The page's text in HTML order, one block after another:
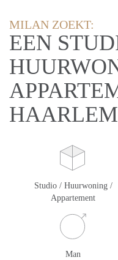
MILAN ZOEKT:
EEN
HAARLEM
Studio / Huurwoning /
Appartement
Man